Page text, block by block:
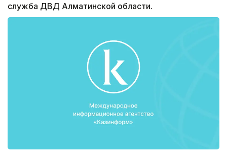
служба ДВД Алматинской области.